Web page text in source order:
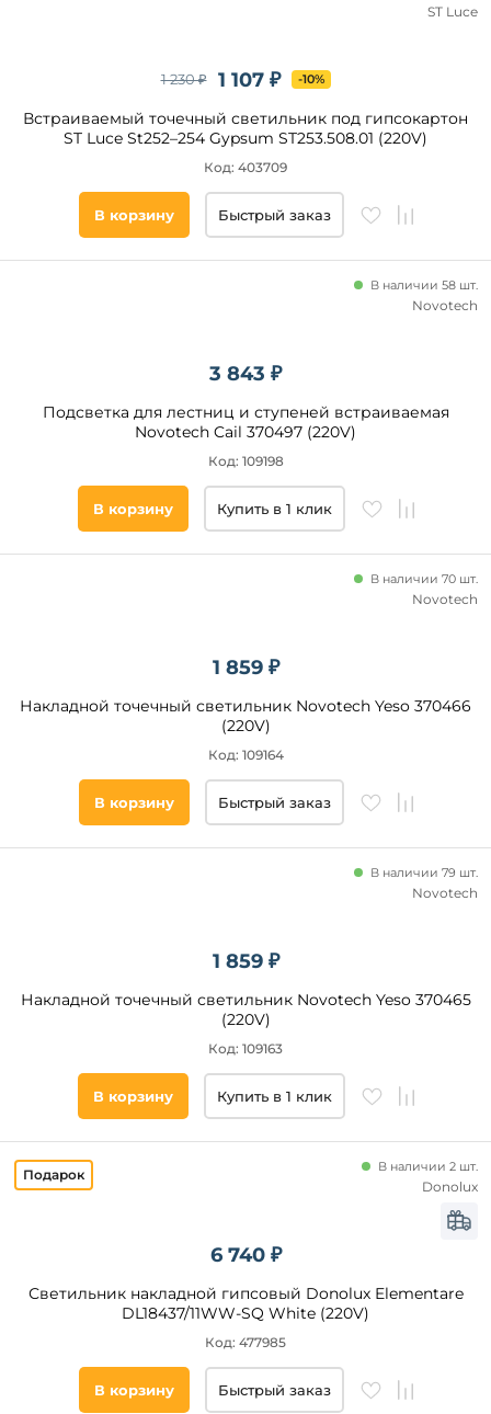
Напряжение
питания, В
Площадь
фильтры
Подобрать
1 107 ₽
1 230 ₽ -10%
Встраиваемый точечный светильник под гипсокартон
ST Luce St252–254 Gypsum ST253.508.01 (220V)
Код: 403709
ST Luce
В корзину Быстрый заказ
3 843 ₽
Подсветка для лестниц и ступеней встраиваемая
Novotech Cail 370497 (220V)
В наличии 58 шт.
Код: 109198
Novotech
В корзину Купить в 1 клик
1 859 ₽
Накладной точечный светильник Novotech Yeso 370466
(220V)
В наличии 70 шт.
Код: 109164
Novotech
В корзину Быстрый заказ
1 859 ₽
Накладной точечный светильник Novotech Yeso 370465
(220V)
В наличии 79 шт.
Код: 109163
Novotech
В корзину Купить в 1 клик
6 740 ₽
Светильник накладной гипсовый Donolux Elementare
DL18437/11WW-SQ White (220V)
В наличии 2 шт.
Код: 477985
Donolux
В корзину Быстрый заказ